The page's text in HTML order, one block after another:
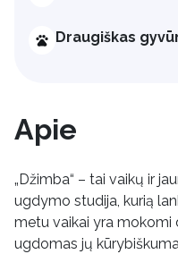
Draugiškas
Apie
„Džimba“ – tai vaikų ir
ugdymo studija, kurią
metu vaikai yra mokomi
ugdomas jų